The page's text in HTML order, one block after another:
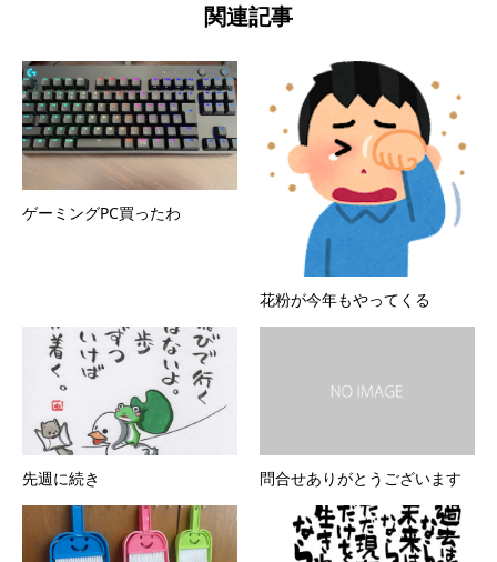
関連記事
ゲーミングPC買ったわ
花粉が今年もやってくる
先週に続き 問合せありがとうございます